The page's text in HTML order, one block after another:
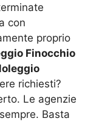
con
proprio
Finocchio
richiesti?
Le agenzie
Basta